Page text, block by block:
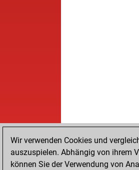
Wir verwenden Cookies und
auszuspielen. Abhängig von ihrem
können Sie der Verwendung von